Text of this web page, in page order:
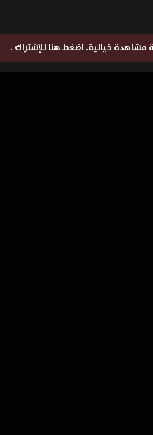
مشاهدة خيالية. اضغط هنا للإشتراك .